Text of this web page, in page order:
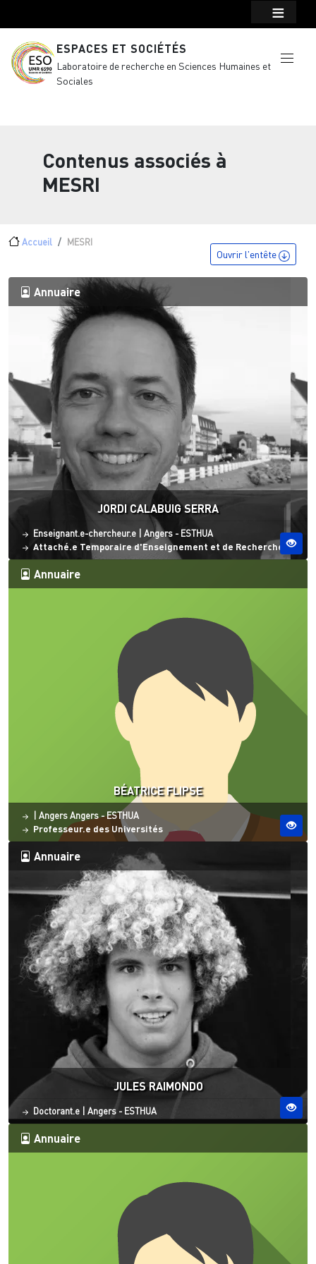
ESPACES ET SOCIÉTÉS
Laboratoire de recherche en Sciences Humaines et
Sociales
Contenus associés à
MESRI
Fil d'Ariane
Accueil MESRI
Ouvrir l'entête
Annuaire
JORDI CALABUIG SERRA
Statut
Enseignant.e-chercheur.e Site ESO
Angers - ESTHUA
Attaché.e Temporaire d'Enseignement et de Recherche
Annuaire
BÉATRICE FLIPSE
Site ESO
AngersAngers - ESTHUA
Professeur.e des Universités
Annuaire
JULES RAIMONDO
Statut
Doctorant.e Site ESO
Angers - ESTHUA
Annuaire